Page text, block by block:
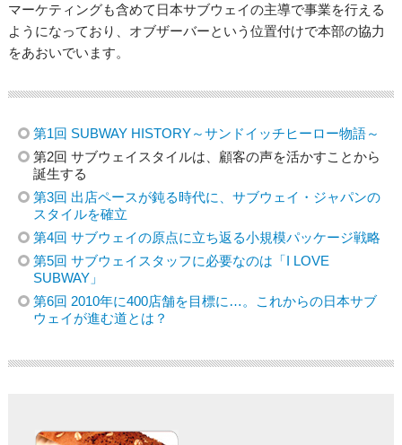
マーケティングも含めて日本サブウェイの主導で事業を行える
ようになっており、オブザーバーという位置付けで本部の協力
をあおいでいます。
第1回 SUBWAY HISTORY～サンドイッチヒーロー物語～
第2回 サブウェイスタイルは、顧客の声を活かすことから
誕生する
第3回 出店ペースが鈍る時代に、サブウェイ・ジャパンの
スタイルを確立
第4回 サブウェイの原点に立ち返る小規模パッケージ戦略
第5回 サブウェイスタッフに必要なのは「I LOVE
SUBWAY」
第6回 2010年に400店舗を目標に…。これからの日本サブ
ウェイが進む道とは？